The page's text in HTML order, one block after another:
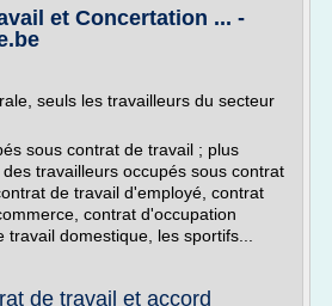
et Concertation ... -
seuls les travailleurs du secteur
sous contrat de travail ; plus
travailleurs occupés sous contrat
de travail d'employé, contrat
contrat d'occupation
domestique, les sportifs...
de travail et accord